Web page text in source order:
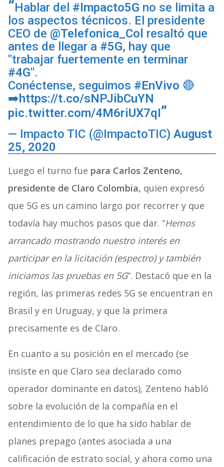
Hablar del #Impacto5G no se limita a
los aspectos técnicos. El presidente
CEO de @Telefonica_Col resaltó que
antes de llegar a #5G, hay que
"trabajar fuertemente en terminar
#4G".
Conéctense, seguimos #EnVivo 🔴
➡️https://t.co/sNPJibCuYN
pic.twitter.com/4M6riUX7qI
— Impacto TIC (@ImpactoTIC) August
25, 2020
Luego el turno fue para Carlos Zenteno,
presidente de Claro Colombia, quien expresó
que 5G es un camino largo por recorrer y que
todavía hay muchos pasos que dar. “Hemos
arrancado mostrando nuestro interés en
participar en la licitación (espectro) y también
iniciamos las pruebas en 5G“. Destacó que en la
región, las primeras redes 5G se encuentran en
Brasil y en Uruguay, y que la primera
precisamente es de Claro.
En cuanto a su posición en el mercado (se
insiste en que Claro sea declarado como
operador dominante en datos), Zenteno habló
sobre la evolución de la compañía en el
entendimiento de lo que ha sido hablar de
planes prepago (antes asociada a una
calificación de estrato social, y ahora como una